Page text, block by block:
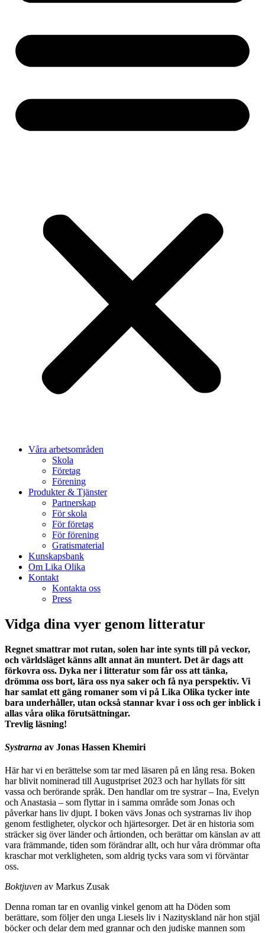
Våra arbetsområden
Skola
Företag
Förening
Produkter & Tjänster
Partnerskap
För skola
För företag
För förening
Gratismaterial
Kunskapsbank
Om Lika Olika
Kontakt
Kontakta oss
Press
Vidga dina vyer genom litteratur
Regnet smattrar mot rutan, solen har inte synts till på veckor,
och världsläget känns allt annat än muntert. Det är dags att
förkovra oss. Dyka ner i litteratur som får oss att tänka,
drömma oss bort, lära oss nya saker och få nya perspektiv. Vi
har samlat ett gäng romaner som vi på Lika Olika tycker inte
bara underhåller, utan också stannar kvar i oss och ger inblick i
allas våra olika förutsättningar.
Trevlig läsning!
Systrarna av Jonas Hassen Khemiri
Här har vi en berättelse som tar med läsaren på en lång resa. Boken
har blivit nominerad till Augustpriset 2023 och har hyllats för sitt
vassa och berörande språk. Den handlar om tre systrar – Ina, Evelyn
och Anastasia – som flyttar in i samma område som Jonas och
påverkar hans liv djupt. I boken vävs Jonas och systrarnas liv ihop
genom festligheter, olyckor och hjärtesorger. Det är en historia som
sträcker sig över länder och årtionden, och berättar om känslan av att
vara främmande, tiden som förändrar allt, och hur våra drömmar ofta
kraschar mot verkligheten, som aldrig tycks vara som vi förväntar
oss.
Boktjuven av Markus Zusak
Denna roman tar en ovanlig vinkel genom att ha Döden som
berättare, som följer den unga Liesels liv i Nazityskland när hon stjäl
böcker och delar dem med grannar och den judiske mannen som